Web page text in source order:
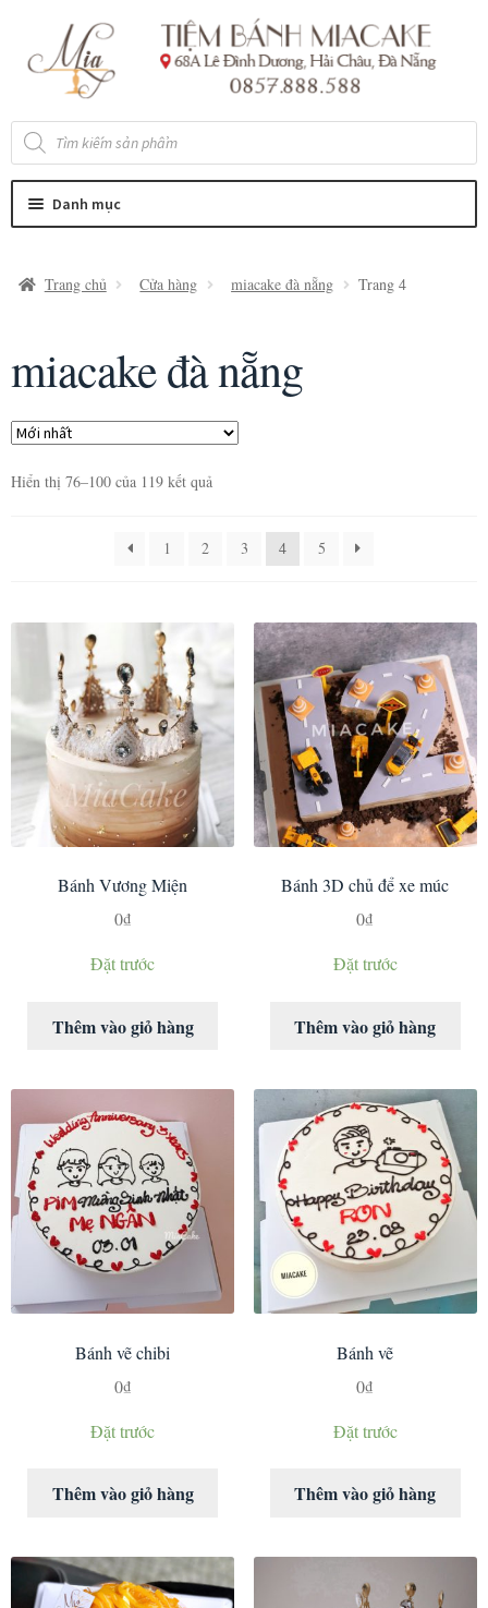
đến
Điều
đến
nội
Tìm
kiếm
sản
Danh mục
Trang chủ Cửa hàng miacake đà nẵng Trang 4
miacake đà nẵng
Hiển thị 76–100 của 119 kết quả
1 2 3 4 5
Bánh Vương Miện
0₫
Đặt trước
Thêm vào giỏ hàng
Bánh 3D chủ để xe múc
0₫
Đặt trước
Thêm vào giỏ hàng
Bánh vẽ chibi
0₫
Đặt trước
Thêm vào giỏ hàng
Bánh vẽ
0₫
Đặt trước
Thêm vào giỏ hàng